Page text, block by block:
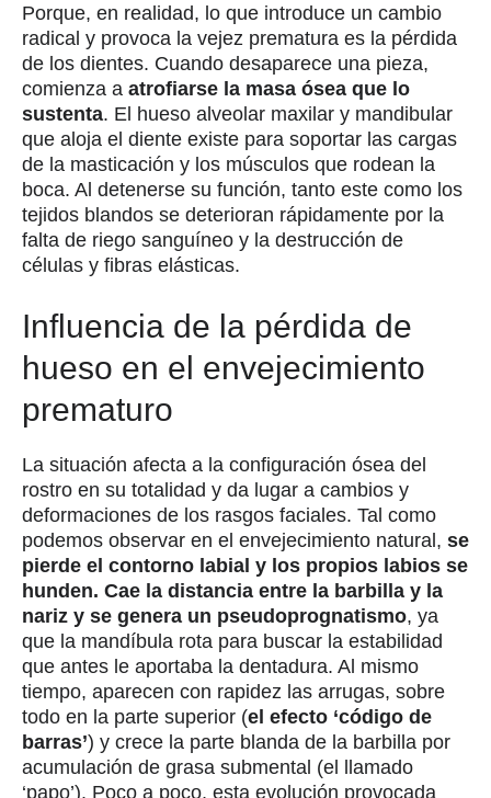
Porque, en realidad, lo que introduce un cambio
radical y provoca la vejez prematura es la pérdida
de los dientes. Cuando desaparece una pieza,
comienza a atrofiarse la masa ósea que lo
sustenta. El hueso alveolar maxilar y mandibular
que aloja el diente existe para soportar las cargas
de la masticación y los músculos que rodean la
boca. Al detenerse su función, tanto este como los
tejidos blandos se deterioran rápidamente por la
falta de riego sanguíneo y la destrucción de
células y fibras elásticas.
Influencia de la pérdida de
hueso en el envejecimiento
prematuro
La situación afecta a la configuración ósea del
rostro en su totalidad y da lugar a cambios y
deformaciones de los rasgos faciales. Tal como
podemos observar en el envejecimiento natural, se
pierde el contorno labial y los propios labios se
hunden. Cae la distancia entre la barbilla y la
nariz y se genera un pseudoprognatismo, ya
que la mandíbula rota para buscar la estabilidad
que antes le aportaba la dentadura. Al mismo
tiempo, aparecen con rapidez las arrugas, sobre
todo en la parte superior (el efecto ‘código de
barras’) y crece la parte blanda de la barbilla por
acumulación de grasa submental (el llamado
‘papo’). Poco a poco, esta evolución provocada